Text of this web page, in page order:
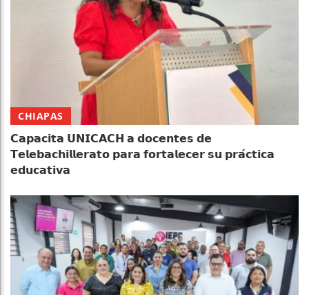
CHIAPAS
𝗖𝗮𝗽𝗮𝗰𝗶𝘁𝗮 𝗨𝗡𝗜𝗖𝗔𝗖𝗛 𝗮 𝗱𝗼𝗰𝗲𝗻𝘁𝗲𝘀 𝗱𝗲
𝗧𝗲𝗹𝗲𝗯𝗮𝗰𝗵𝗶𝗹𝗹𝗲𝗿𝗮𝘁𝗼 𝗽𝗮𝗿𝗮 𝗳𝗼𝗿𝘁𝗮𝗹𝗲𝗰𝗲𝗿 𝘀𝘂 𝗽𝗿𝗮́𝗰𝘁𝗶𝗰𝗮
𝗲𝗱𝘂𝗰𝗮𝘁𝗶𝘃𝗮